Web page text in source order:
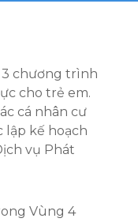
3 chương trình
cho trẻ em.
cá nhân cư
lập kế hoạch
vụ Phát
Vùng 4